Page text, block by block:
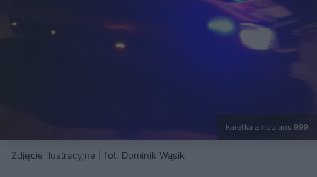
karetka ambulans 999
Zdjęcie ilustracyjne | fot. Dominik Wąsik